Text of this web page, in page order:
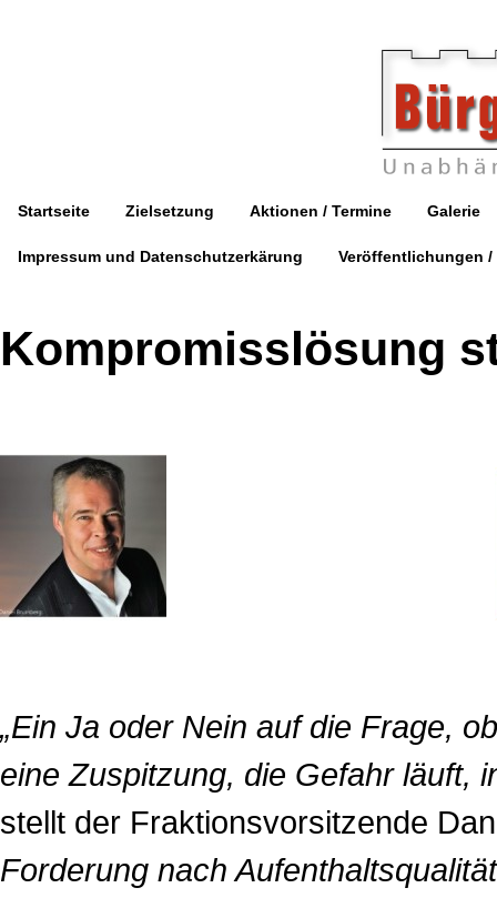
Startseite Zielsetzung Aktionen / Termine Galerie
Impressum und Datenschutzerkärung Veröffentlichungen /
Kompromisslösung
„Ein Ja oder Nein auf die Frage,
eine Zuspitzung, die Gefahr läuft,
stellt der Fraktionsvorsitzende
Forderung nach